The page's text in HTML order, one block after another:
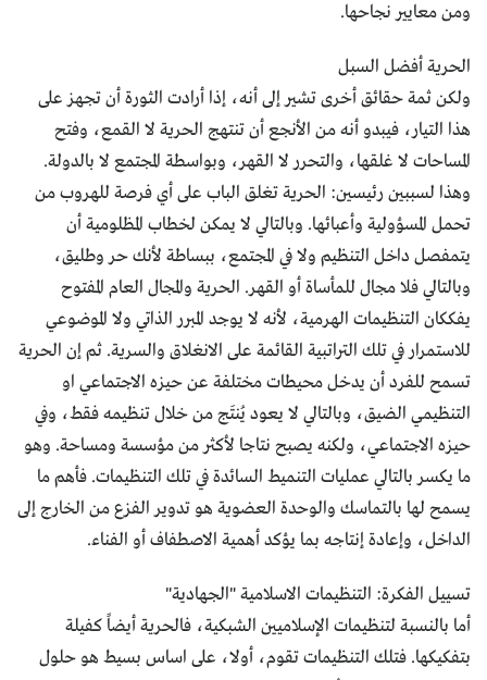
ومن معايير نجاحها.
الحرية أفضل السبل
ولكن ثمة حقائق أخرى تشير إلى أنه، إذا أرادت الثورة أن تجهز على
هذا التيار، فيبدو أنه من الأنجع أن تنتهج الحرية لا القمع، وفتح
المساحات لا غلقها، والتحرر لا القهر، وبواسطة المجتمع لا بالدولة.
وهذا لسببين رئيسين: الحرية تغلق الباب على أي فرصة للهروب من
تحمل المسؤولية وأعبائها. وبالتالي لا يمكن لخطاب المظلومية أن
يتمفصل داخل التنظيم ولا في المجتمع، ببساطة لأنك حر وطليق،
وبالتالي فلا مجال للمأساة أو القهر. الحرية والمجال العام المفتوح
يفككان التنظيمات الهرمية، لأنه لا يوجد المبرر الذاتي ولا الموضوعي
للاستمرار في تلك التراتبية القائمة على الانغلاق والسرية. ثم إن الحرية
تسمح للفرد أن يدخل محيطات مختلفة عن حيزه الاجتماعي او
التنظيمي الضيق، وبالتالي لا يعود يُنتَج من خلال تنظيمه فقط، وفي
حيزه الاجتماعي، ولكنه يصبح نتاجا لأكثر من مؤسسة ومساحة. وهو
ما يكسر بالتالي عمليات التنميط السائدة في تلك التنظيمات. فأهم ما
يسمح لها بالتماسك والوحدة العضوية هو تدوير الفزع من الخارج إلى
الداخل، وإعادة إنتاجه بما يؤكد أهمية الاصطفاف أو الفناء.
تسييل الفكرة: التنظيمات الاسلامية "الجهادية"
أما بالنسبة لتنظيمات الإسلاميين الشبكية، فالحرية أيضاً كفيلة
بتفكيكها. فتلك التنظيمات تقوم، أولا، على اساس بسيط هو حلول